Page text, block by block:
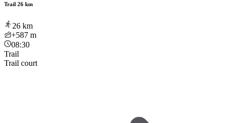
Trail 26 km
26 km
+587 m
08:30
Trail
Trail court